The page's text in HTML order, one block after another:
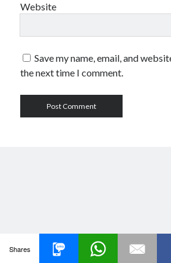
Website
Save my name, email, and
the next time I comment.
Author WordPress Theme by
Shares